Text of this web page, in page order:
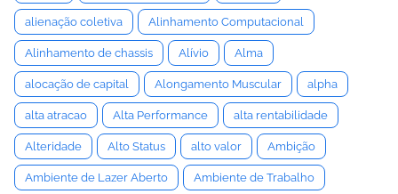
alienação coletiva Alinhamento Computacional
Alinhamento de chassis Alívio Alma
alocação de capital Alongamento Muscular alpha
alta atracao Alta Performance alta rentabilidade
Alteridade Alto Status alto valor Ambição
Ambiente de Lazer Aberto Ambiente de Trabalho